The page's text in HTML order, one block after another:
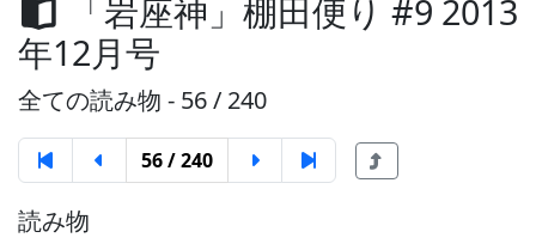
「岩座神」棚田便り #9 2013
年12月号
全ての読み物 - 56 / 240
56 / 240
読み物